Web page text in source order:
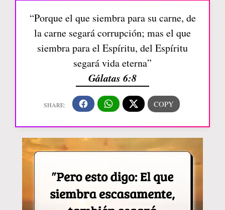
“Porque el que siembra para su carne, de
la carne segará corrupción; mas el que
siembra para el Espíritu, del Espíritu
segará vida eterna”
Gálatas 6:8